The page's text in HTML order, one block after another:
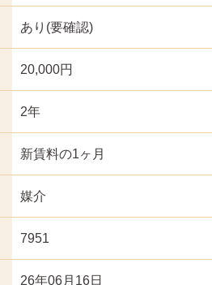
あり(要確認)
20,000円
2年
新賃料の1ヶ月
媒介
7951
26年06月16日